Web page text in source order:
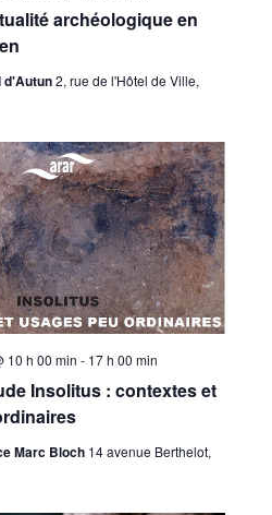
archéologique en
d'Autun2, rue de l'Hôtel de Ville,
Insolitus : contextes et
10 h 00 min - 17 h 00 min
Marc Bloch 14 avenue Berthelot,